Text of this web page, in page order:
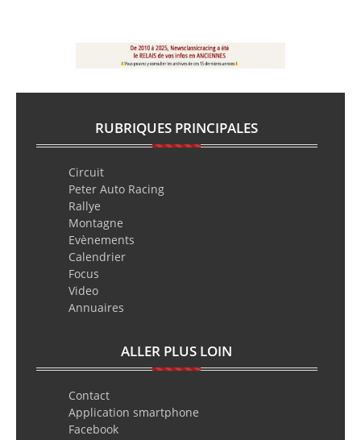
RUBRIQUES PRINCIPALES
Circuit
Peter Auto Racing
Rallye
Montagne
Evènements
Calendrier
Focus
Video
Annuaires
ALLER PLUS LOIN
Contact
Application smartphone
Facebook